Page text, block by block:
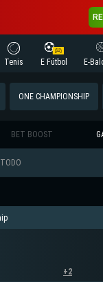
Tenis E Fútbol E-
ONE CHAMPIONSHIP
BET BOOST
TODO
+2